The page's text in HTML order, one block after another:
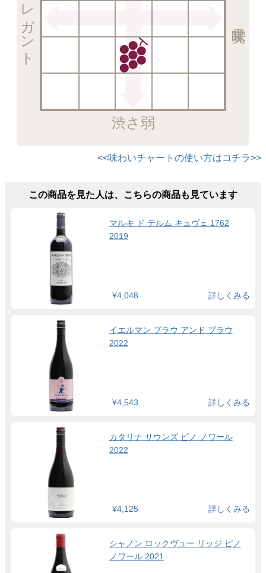
渋さ弱
エレガント
<<味わいチャートの使い方はコチラ>>
この商品を見た人は、こちらの商品も見ています
マルキ ド テルム キュヴェ 1762
2019
¥4,048 詳しくみる
イエルマン ブラウ アンド ブラウ
2022
¥4,543 詳しくみる
カタリナ サウンズ ピノ ノワール
2022
¥4,125 詳しくみる
シャノン ロックヴュー リッジ ピノ
ノワール 2021